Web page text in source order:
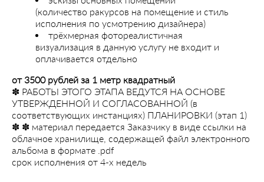
(количество ракурсов на помещение и стиль
исполнения по усмотрению дизайнера)
трёхмерная фотореалистичная
визуализация в данную услугу не входит и
оплачивается отдельно
от 3500 рублей за 1 метр квадратный
✽ РАБОТЫ ЭТОГО ЭТАПА ВЕДУТСЯ НА ОСНОВЕ
УТВЕРЖДЕННОЙ И СОГЛАСОВАННОЙ (в
соответствующих инстанциях) ПЛАНИРОВКИ (этап 1)
✽ ✽ материал передается Заказчику в виде ссылки на
облачное хранилище, содержащей файл электронного
альбома в формате .pdf
срок исполнения от 4-х недель